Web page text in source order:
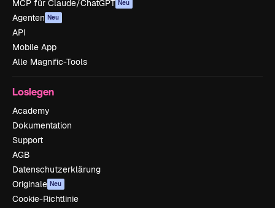
MCP für Claude/ChatGPT Neu
Agenten Neu
API
Mobile App
Alle Magnific-Tools
Loslegen
Academy
Dokumentation
Support
AGB
Datenschutzerklärung
Originale Neu
Cookie-Richtlinie